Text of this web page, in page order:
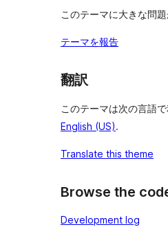
このテーマに大きな問
テーマを報告
翻訳
このテーマは次の言語
English (US).
Translate this theme
Browse the
Development log